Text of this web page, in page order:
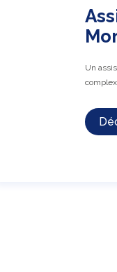
Un